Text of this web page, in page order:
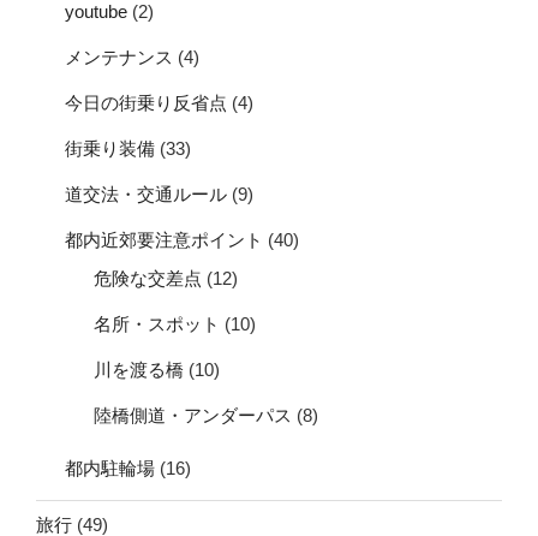
youtube (2)
メンテナンス (4)
今日の街乗り反省点 (4)
街乗り装備 (33)
道交法・交通ルール (9)
都内近郊要注意ポイント (40)
危険な交差点 (12)
名所・スポット (10)
川を渡る橋 (10)
陸橋側道・アンダーパス (8)
都内駐輪場 (16)
旅行 (49)